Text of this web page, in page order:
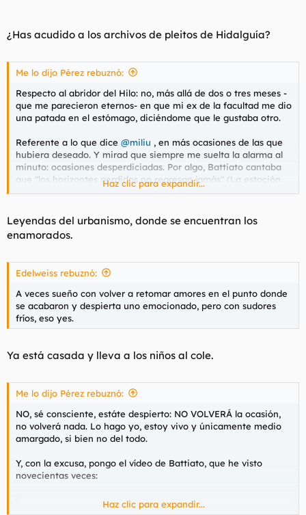
es el más frío olvido.
Supongo que no habréis entendido una mierda lo que he
Para ver este contenido, necesitaremos su consentimiento
Para obtener información más detallada, consulte nuestra
página de cookies.
KALIMEEEEEEEEEEEEEEEERAAAAAA IONO
KALIMEEEEIRAAAAAAA
¿Has acudido a los archivos de pleitos de Hidalguía?
Me lo dijo Pérez rebuznó:
Respecto al abridor del Hilo: no, más allá de dos o tres meses -
que me parecieron eternos- en que mi ex de la facultad me dio
una patada en el estómago, diciéndome que le gustaba otro.
Referente a lo que dice @miliu , en más ocasiones de las que
hubiera deseado. Y mirad que siempre me suelta la alarma al
minuto: ocasiones desperdiciadas. Por algo, Battiato cantaba
que "los horizontes perdidos no regresan jamás" (La estación
de los amores).
Haz clic para expandir...
Leyendas del urbanismo, donde se encuentran los
enamorados.
Edelweiss rebuznó:
A veces sueño con volver a retomar amores en el punto donde
se acabaron y despierta uno emocionado, pero con sudores
fríos, eso yes.
Ya está casada y lleva a los niños al cole.
Me lo dijo Pérez rebuznó:
NO, sé consciente, estáte despierto: NO VOLVERÁ la ocasión,
no volverá nada. Lo hago yo, estoy vivo y únicamente medio
amargado, si bien no del todo.
Y, con la excusa, pongo el vídeo de Battiato, que he visto
novecientas veces:
Para ver este contenido, necesitaremos su consentimiento
Haz clic para expandir...